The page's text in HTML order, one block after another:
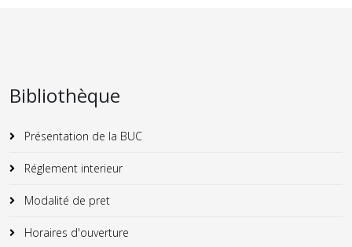
Bibliothèque
Présentation de la BUC
Réglement interieur
Modalité de pret
Horaires d'ouverture